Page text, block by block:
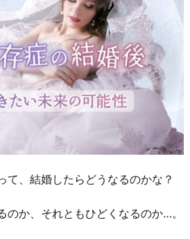
て、結婚したらどうなるのかな？
のか、それともひどくなるのか…。